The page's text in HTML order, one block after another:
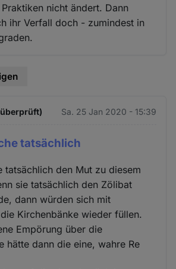
nicht ändert. Dann
ihr Verfall doch - zumindest in
Sa. 25 Jan 2020 - 15:39
tatsächlich
tatsächlich den Mut zu diesem
sie tatsächlich den Zölibat
dann würden sich mit
Kirchenbänke wieder füllen.
Empörung über die
hätte dann die eine, wahre Re